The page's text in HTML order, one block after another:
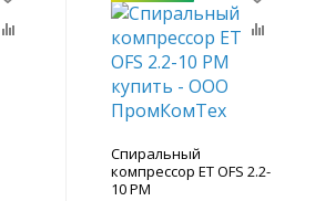
Спиральный
компрессор ET OFS 2.2-
10 PM